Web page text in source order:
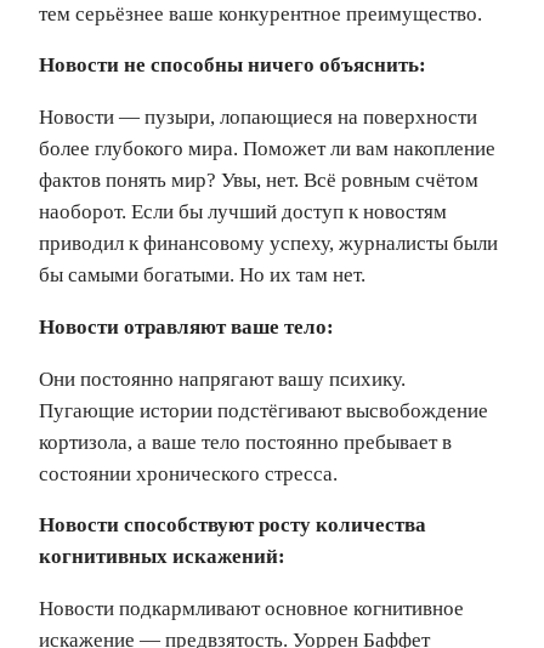
тем серьёзнее ваше конкурентное преимущество.
Новости не способны ничего объяснить:
Новости — пузыри, лопающиеся на поверхности
более глубокого мира. Поможет ли вам накопление
фактов понять мир? Увы, нет. Всё ровным счётом
наоборот. Если бы лучший доступ к новостям
приводил к финансовому успеху, журналисты были
бы самыми богатыми. Но их там нет.
Новости отравляют ваше тело:
Они постоянно напрягают вашу психику.
Пугающие истории подстёгивают высвобождение
кортизола, а ваше тело постоянно пребывает в
состоянии хронического стресса.
Новости способствуют росту количества
когнитивных искажений:
Новости подкармливают основное когнитивное
искажение — предвзятость. Уоррен Баффет